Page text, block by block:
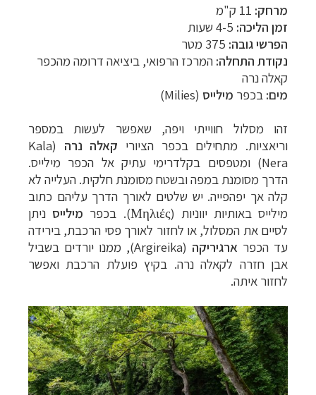
מרחק:
זמן הליכה: 4-5 שעות
הפרשי גובה:
נקודת התחלה: המרכז הרפואי, ביציאה דרומה מהכפר
קאלה נרה
מים: בכפר מילייס (
Milies
)
זהו מסלול חווייתי ויפה, שאפשר לעשות במספר
וריאציות. מתחילים בכפר הציורי קאלה נרה (
Kala
Nera) ומטפסים בקלדרימי עתיק אל הכפר מילייס.
הדרך מסומנת במפה ובשטח מסומנת חלקית. העלייה לא
קלה אך יפהפייה. יש שלטים לאורך הדרך עליהם כתוב
מילייס באותיות יווניות (Μηλιές
). בכפר מילייס ניתן
לסיים את המסלול, או לחזור לאורך פסי הרכבת, בירידה
עד הכפר ארגיריקה (
Argireika), ממנו יורדים בשביל
אבן חזרה לקאלה נרה. בקיץ פועלת הרכבת ואפשר
לחזור איתה.
מסלולים מוכנים ב-11 יעדים
המתאים לכם »
לחצו למידע נוסף »
להסבר על השירות »